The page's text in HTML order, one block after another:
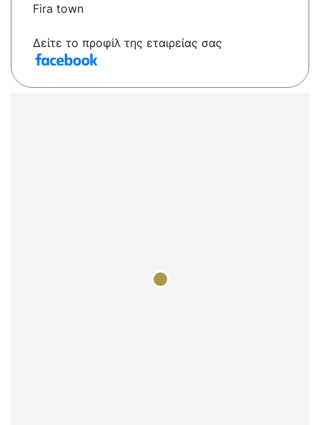
Fira town
Δείτε το προφίλ της εταιρείας σας